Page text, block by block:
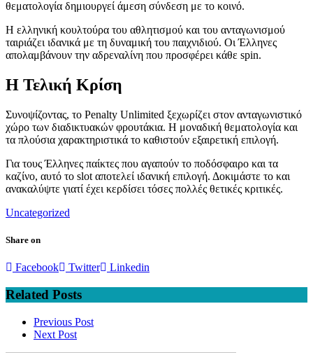
θεματολογία δημιουργεί άμεση σύνδεση με το κοινό.
Η ελληνική κουλτούρα του αθλητισμού και του ανταγωνισμού
ταιριάζει ιδανικά με τη δυναμική του παιχνιδιού. Οι Έλληνες
απολαμβάνουν την αδρεναλίνη που προσφέρει κάθε spin.
Η Τελική Κρίση
Συνοψίζοντας, το Penalty Unlimited ξεχωρίζει στον ανταγωνιστικό
χώρο των διαδικτυακών φρουτάκια. Η μοναδική θεματολογία και
τα πλούσια χαρακτηριστικά το καθιστούν εξαιρετική επιλογή.
Για τους Έλληνες παίκτες που αγαπούν το ποδόσφαιρο και τα
καζίνο, αυτό το slot αποτελεί ιδανική επιλογή. Δοκιμάστε το και
ανακαλύψτε γιατί έχει κερδίσει τόσες πολλές θετικές κριτικές.
Uncategorized
Share on
Facebook Twitter Linkedin
Related Posts
Post
navigation
Previous Post
Next Post